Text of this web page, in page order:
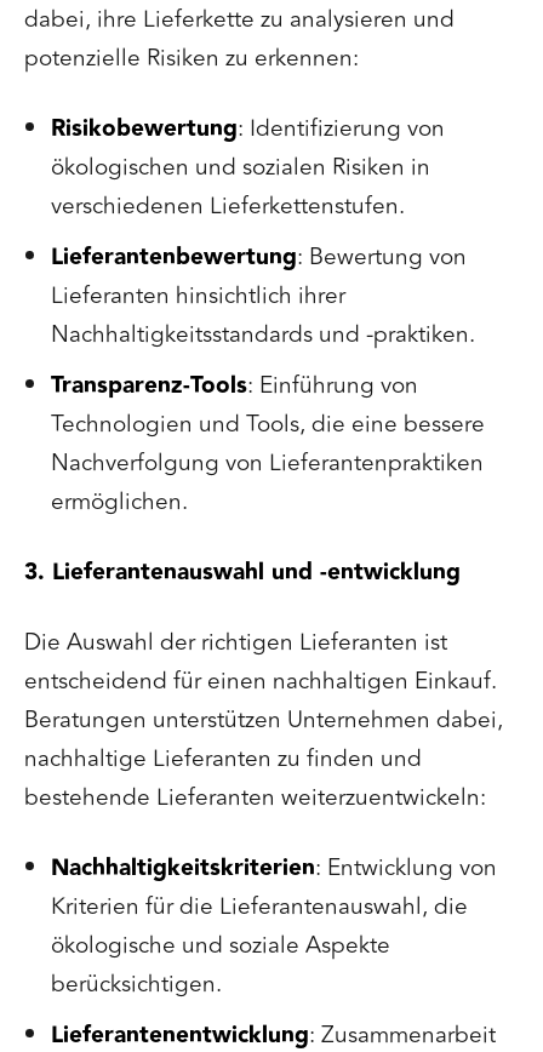
dabei, ihre Lieferkette zu analysieren und
potenzielle Risiken zu erkennen:
Risikobewertung: Identifizierung von
ökologischen und sozialen Risiken in
verschiedenen Lieferkettenstufen.
Lieferantenbewertung: Bewertung von
Lieferanten hinsichtlich ihrer
Nachhaltigkeitsstandards und -praktiken.
Transparenz-Tools: Einführung von
Technologien und Tools, die eine bessere
Nachverfolgung von Lieferantenpraktiken
ermöglichen.
3. Lieferantenauswahl und -entwicklung
Die Auswahl der richtigen Lieferanten ist
entscheidend für einen nachhaltigen Einkauf.
Beratungen unterstützen Unternehmen dabei,
nachhaltige Lieferanten zu finden und
bestehende Lieferanten weiterzuentwickeln:
Nachhaltigkeitskriterien: Entwicklung von
Kriterien für die Lieferantenauswahl, die
ökologische und soziale Aspekte
berücksichtigen.
Lieferantenentwicklung: Zusammenarbeit